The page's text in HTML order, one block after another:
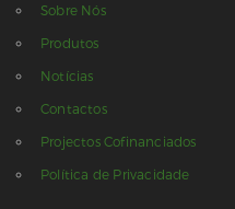
Sobre Nós
Produtos
Notícias
Contactos
Projectos Cofinanciados
Política de Privacidade